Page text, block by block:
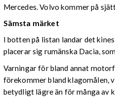
Mercedes. Volvo kommer på
Sämsta märket
I botten på listan landar det
placerar sig rumänska Dacia,
Varningar för bland annat
förekommer bland klagomålen,
betydligt lägre än för många av